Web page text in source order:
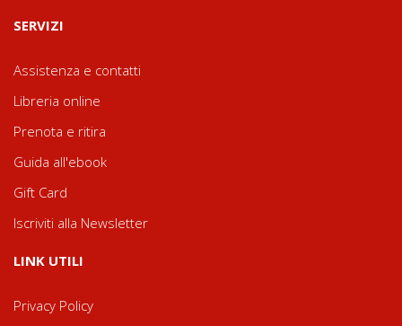
SERVIZI
Assistenza e contatti
Libreria online
Prenota e ritira
Guida all'ebook
Gift Card
Iscriviti alla Newsletter
LINK UTILI
Privacy Policy